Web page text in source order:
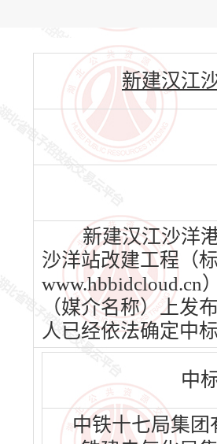
新建汉江
新建汉江沙洋
沙洋站改建工程（
www.hbbidcloud.cn
（媒介名称）上发
人已经依法确定中
中
中铁十七局集团